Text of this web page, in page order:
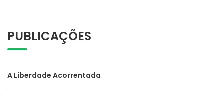
PUBLICAÇÕES
A Liberdade Acorrentada